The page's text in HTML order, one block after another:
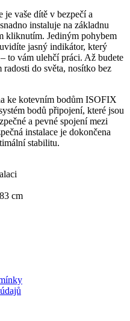
je vaše dítě v bezpečí a
instaluje na základnu
Jediným pohybem
jasný indikátor, který
to vám ulehčí práci. Až budete
do světa, nosítko bez
ke kotevním bodům ISOFIX
bodů připojení, které jsou
a pevné spojení mezi
instalace je dokončena
stabilitu.
cm